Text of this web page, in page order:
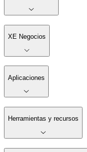
XE Negocios
Aplicaciones
Herramientas y recursos